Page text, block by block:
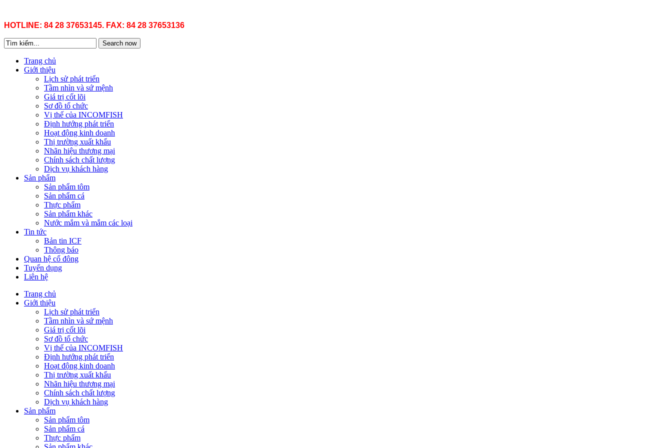
HOTLINE: 84 28 37653145. FAX: 84 28 37653136
Search now
Trang chủ
Giới thiệu
Lịch sử phát triển
Tầm nhìn và sứ mệnh
Giá trị cốt lõi
Sơ đồ tổ chức
Vị thế của INCOMFISH
Định hướng phát triển
Hoạt động kinh doanh
Thị trường xuất khẩu
Nhãn hiệu thương mại
Chính sách chất lượng
Dịch vụ khách hàng
Sản phẩm
Sản phẩm tôm
Sản phẩm cá
Thực phẩm
Sản phẩm khác
Nước mắm và mắm các loại
Tin tức
Bản tin ICF
Thông báo
Quan hệ cổ đông
Tuyển dụng
Liên hệ
Trang chủ
Giới thiệu
Lịch sử phát triển
Tầm nhìn và sứ mệnh
Giá trị cốt lõi
Sơ đồ tổ chức
Vị thế của INCOMFISH
Định hướng phát triển
Hoạt động kinh doanh
Thị trường xuất khẩu
Nhãn hiệu thương mại
Chính sách chất lượng
Dịch vụ khách hàng
Sản phẩm
Sản phẩm tôm
Sản phẩm cá
Thực phẩm